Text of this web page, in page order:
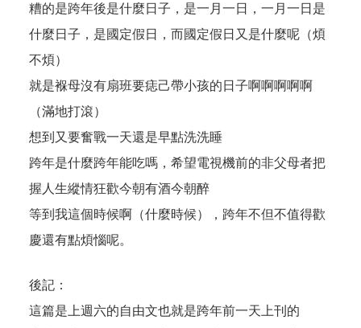
糟的是跨年後是什麼日子，是一月一日，一月一日是
什麼日子，是國定假日，而國定假日又是什麼呢（煩
不煩）
就是褓母沒有扇班要痣己帶小孩的日子啊啊啊啊啊
（滿地打滾）
想到又要奮戰一天還是早點洗洗睡
跨年是什麼跨年能吃嗎，希望電視機前的非父母者把
握人生縱情狂歡今朝有酒今朝醉
等到我這個時候啊（什麼時候），跨年不但不值得歡
慶還有點煩惱呢。
後記：
這篇是上週六的自由文也就是跨年前一天上刊的